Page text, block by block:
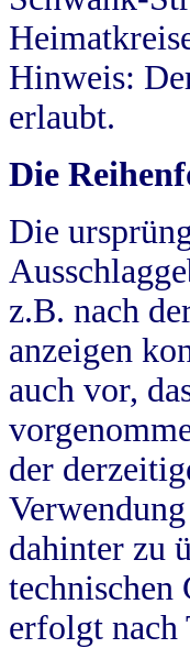
Hinweis:
erlaubt.
Die
Die
z.B. nach
anzeigen
auch vor,
der
dahinter zu
technischen
erfolgt nach